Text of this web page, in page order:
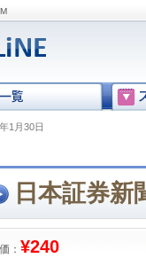
1月30日
日本証券新
： ¥240